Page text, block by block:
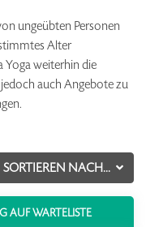
ungeübten Personen
Alter
Yoga weiterhin die
auch Angebote zu
SORTIEREN NACH...
AUF WARTELISTE